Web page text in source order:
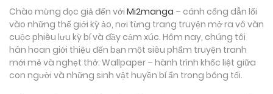
Chào mừng đọc giả đến với Mi2manga – cánh cổng dẫn lối
vào những thế giới kỳ ảo, nơi từng trang truyện mở ra vô vàn
cuộc phiêu lưu kỳ bí và đầy cảm xúc. Hôm nay, chúng tôi
hân hoan giới thiệu đến bạn một siêu phẩm truyện tranh
mới mẻ và nghẹt thở: Wallpaper – hành trình khốc liệt giữa
con người và những sinh vật huyền bí ẩn trong bóng tối.